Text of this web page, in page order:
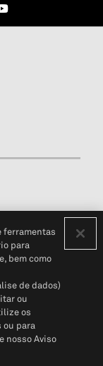
(em inglês)
Global
ferramentas
para
bem como
de dados)
ou
os
ou para
nosso Aviso